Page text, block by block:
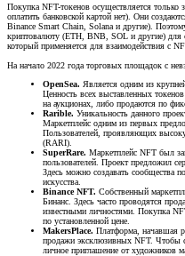
Покупка NFT-токенов осуществляется
оплатить банковской картой нет). Они
Binance Smart Chain, Solana и другие).
криптовалюту (ETH, BNB, SOL и другие) для
который применяется для взаимодействия с
На начало 2022 года торговых площадок с
OpenSea. Является одним из
Ценность всех выставленных
на аукционах, либо продаются по
Rarible. Уникальность данного
Маркетплейс одним из первых
Пользователей, проявляющих
(RARI).
SuperRare. Маркетплейс NFT был
пользователей. Проект предложил
Здесь можно создавать сообщества
искусства.
Binance NFT. Собственный
Бинанс. Здесь часто проводятся
известными личностями. Покупка
по установленной цене.
MakersPlace. Платформа, начавшая
продажи эксклюзивных NFT. Чтобы
личное приглашение от художников